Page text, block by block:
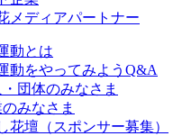
動とは
動をやってみようQ&A
団体のみなさま
みなさま
花壇（スポンサー募集）